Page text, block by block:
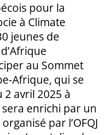
pour la
à Climate
jeunes de
au Sommet
Afrique, qui se
avril 2025 à
enrichi par un
par l’OFQJ